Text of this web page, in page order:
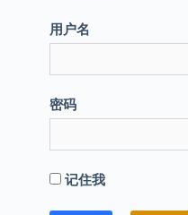
用户名
密码
记住我